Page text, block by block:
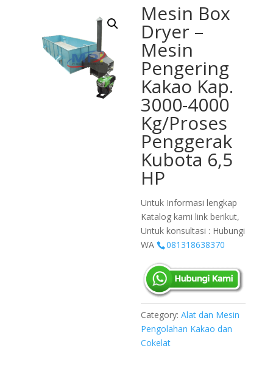
Mesin Box
Dryer –
Mesin
Pengering
Kakao Kap.
3000-4000
Kg/Proses
Penggerak
Kubota 6,5
HP
Untuk Informasi lengkap
Katalog kami link berikut,
Untuk konsultasi : Hubungi
WA
081318638370
Category:Alat dan Mesin
Pengolahan Kakao dan
Cokelat